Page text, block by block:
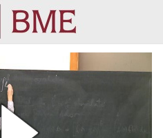
Tartalom kihagyása